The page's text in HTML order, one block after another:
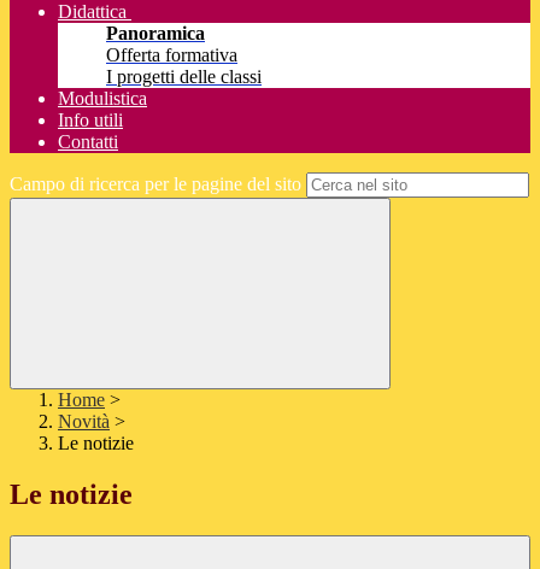
Didattica
Panoramica
Offerta formativa
I progetti delle classi
Modulistica
Info utili
Contatti
Campo di ricerca per le pagine del sito
Home >
Novità >
Le notizie
Le notizie